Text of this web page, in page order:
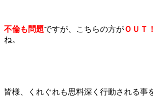
不倫も問題ですが、こちらの方がＯＵＴ！
ね。
皆様、くれぐれも思料深く行動される事